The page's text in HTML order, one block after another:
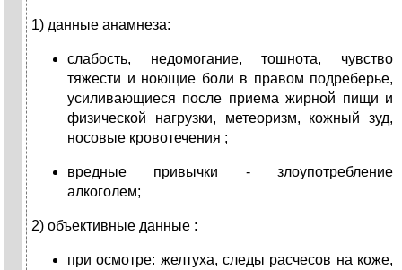
1) данные анамнеза:
слабость, недомогание, тошнота, чувство
тяжести и ноющие боли в правом подреберье,
усиливающиеся после приема жирной пищи и
физической нагрузки, метеоризм, кожный зуд,
носовые кровотечения ;
вредные привычки ‑ злоупотребление
алкоголем;
2) объективные данные :
при осмотре: желтуха, следы расчесов на коже,